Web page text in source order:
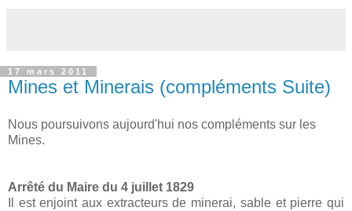
17 mars 2011
Mines et Minerais (compléments Suite)
Nous poursuivons aujourd'hui nos compléments sur les
Mines.
Arrêté du Maire du 4 juillet 1829
Il est enjoint aux extracteurs de minerai, sable et pierre qui